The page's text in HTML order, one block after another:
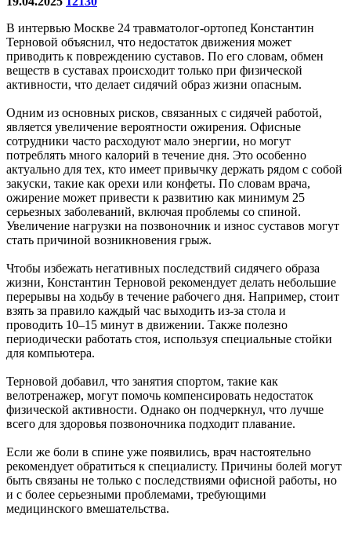
В интервью Москве 24 травматолог-ортопед Константин
Терновой объяснил, что недостаток движения может
приводить к повреждению суставов. По его словам, обмен
веществ в суставах происходит только при физической
активности, что делает сидячий образ жизни опасным.
Одним из основных рисков, связанных с сидячей работой,
является увеличение вероятности ожирения. Офисные
сотрудники часто расходуют мало энергии, но могут
потреблять много калорий в течение дня. Это особенно
актуально для тех, кто имеет привычку держать рядом с собой
закуски, такие как орехи или конфеты. По словам врача,
ожирение может привести к развитию как минимум 25
серьезных заболеваний, включая проблемы со спиной.
Увеличение нагрузки на позвоночник и износ суставов могут
стать причиной возникновения грыж.
Чтобы избежать негативных последствий сидячего образа
жизни, Константин Терновой рекомендует делать небольшие
перерывы на ходьбу в течение рабочего дня. Например, стоит
взять за правило каждый час выходить из-за стола и
проводить 10–15 минут в движении. Также полезно
периодически работать стоя, используя специальные стойки
для компьютера.
Терновой добавил, что занятия спортом, такие как
велотренажер, могут помочь компенсировать недостаток
физической активности. Однако он подчеркнул, что лучше
всего для здоровья позвоночника подходит плавание.
Если же боли в спине уже появились, врач настоятельно
рекомендует обратиться к специалисту. Причины болей могут
быть связаны не только с последствиями офисной работы, но
и с более серьезными проблемами, требующими
медицинского вмешательства.